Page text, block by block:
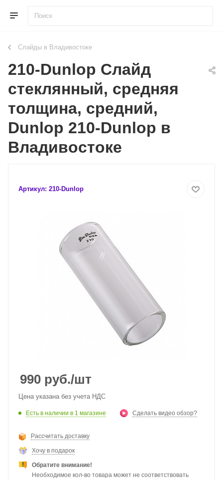
Слайды в Владивостоке
210-Dunlop Слайд
стеклянный, средняя
толщина, средний,
Dunlop 210-Dunlop в
Владивостоке
Артикул: 210-Dunlop
990 руб./шт
Цена указана без учета НДС
Есть в наличии в 1 магазине Сделать видео обзор?
Рассчитать доставку
Хочу в подарок
Обратите внимание!
Необходимое кол-во товара может не соответствовать